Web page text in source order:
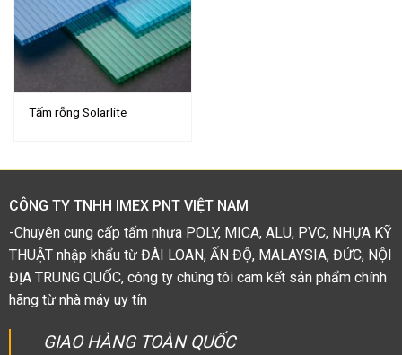
Tấm rỗng Solarlite
CÔNG TY TNHH IMEX PNT VIỆT NAM
-Chuyên cung cấp tấm nhựa POLY, MICA, ALU, PVC, NHỰA KỸ
THUẬT nhập khẩu từ ĐÀI LOAN, ẤN ĐỘ, MALAYSIA, ĐỨC, NỘI
ĐỊA TRUNG QUỐC, công ty chúng tôi cam kết sản phẩm chính
hãng từ nhà máy uy tín
GIAO HÀNG TOÀN QUỐC